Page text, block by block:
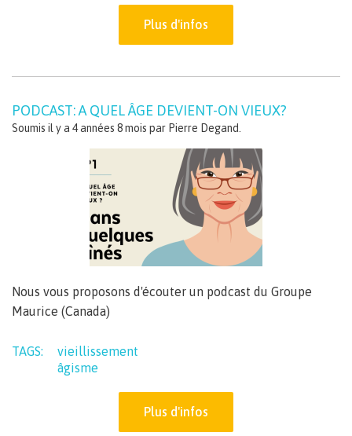
Plus d'infos
PODCAST: A QUEL ÂGE DEVIENT-ON VIEUX?
Soumis il y a 4 années 8 mois par Pierre Degand
Nous vous proposons d'écouter un podcast du Groupe
Maurice (Canada)
TAGS:
vieillissement
âgisme
Plus d'infos